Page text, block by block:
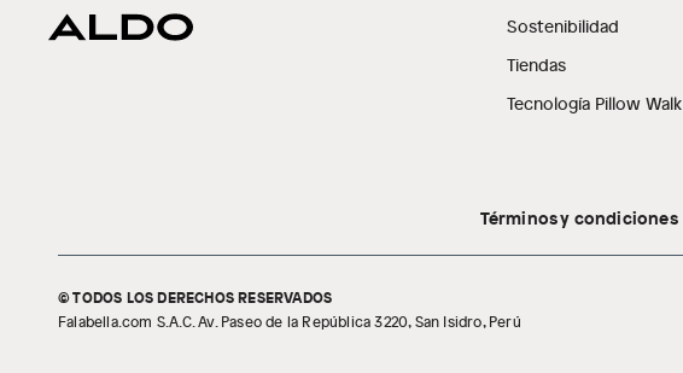
Sostenibilidad
Tiendas
Tecnología Pillow Walk
Términos y condiciones
© TODOS LOS DERECHOS RESERVADOS
Falabella.com S.A.C. Av. Paseo de la República 3220, San Isidro, Perú